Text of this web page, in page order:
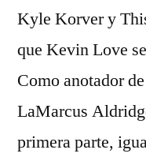
Kyle Korver y
que Kevin Love
Como anotador
LaMarcus
primera parte,